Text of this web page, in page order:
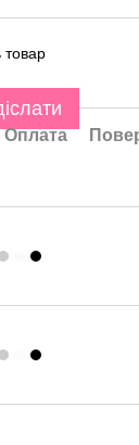
товар
Оплата